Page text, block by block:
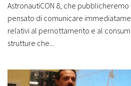
AstronautiCON 8, che
pensato di comunicare
relativi al pernottamento e al
strutture che...